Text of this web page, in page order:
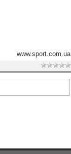
www.sport.com.ua